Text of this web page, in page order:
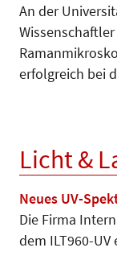
An der
erfolgreich bei
Licht &
Neues UV-
Die Firma
dem ILT960-